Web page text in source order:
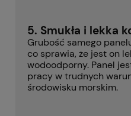
5. Smukła i lekka
Grubość samego
co sprawia, że jest on
wodoodporny. Panel
pracy w trudnych
środowisku morskim.